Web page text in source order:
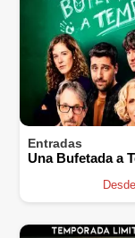
Entradas
Una Bufetada a